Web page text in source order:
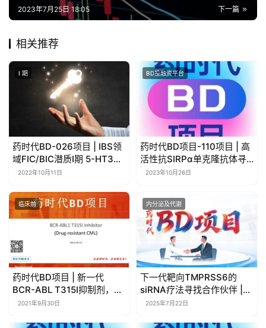
下一篇
2023年7月25日 18:05
相关推荐
I 期
药时代BD-026项目 | IBS领
域FIC/BIC潜质I期 5-HT3部
分激动剂寻求合作
2022年10月11日
BD投融资平台
药时代BD项目-110项目 | 高
活性抗SIRPα单克隆抗体寻
求合作
2023年10月26日
临床前
药时代BD项目 | 新一代
BCR-ABL T315I抑制剂，针
对BCR-ABL靶向耐药慢性髓
2021年9月30日
内分泌及代谢
下一代靶向TMPRSS6的
siRNA疗法寻找合作伙伴 |
药时代BD项目
2025年7月22日